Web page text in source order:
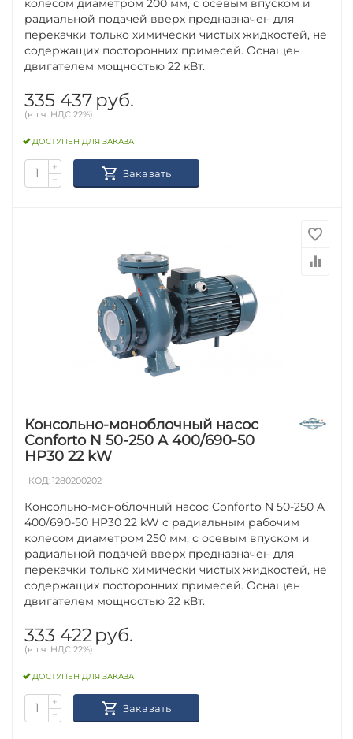
колесом диаметром 200 мм, с осевым впуском и
радиальной подачей вверх предназначен для
перекачки только химически чистых жидкостей, не
содержащих посторонних примесей. Оснащен
двигателем мощностью 22 кВт.
335 437 руб.
(в т.ч. НДС 22%)
ДОСТУПЕН ДЛЯ ЗАКАЗА
+
−
Заказать
Консольно-моноблочный насос
Conforto N 50-250 A 400/690-50
HP30 22 kW
КОД:1280200202
Консольно-моноблочный насос Conforto N 50-250 A
400/690-50 HP30 22 kW с радиальным рабочим
колесом диаметром 250 мм, с осевым впуском и
радиальной подачей вверх предназначен для
перекачки только химически чистых жидкостей, не
содержащих посторонних примесей. Оснащен
двигателем мощностью 22 кВт.
333 422 руб.
(в т.ч. НДС 22%)
ДОСТУПЕН ДЛЯ ЗАКАЗА
+
−
Заказать